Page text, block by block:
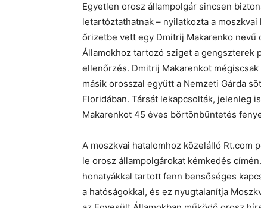
Egyetlen orosz állampolgár sincsen
letartóztathatnak – nyilatkozta a
őrizetbe vett egy Dmitrij Makarenko nevű
Államokhoz tartozó sziget a gengszterek
ellenőrzés. Dmitrij Makarenkot
másik orosszal együtt a Nemzeti Gárda
Floridában. Társát lekapcsolták, jelenleg
Makarenkot 45 éves börtönbüntetés
A moszkvai hatalomhoz közelálló Rt.com
le orosz állampolgárokat kémkedés
honatyákkal tartott fenn bensőséges
a hatóságokkal, és ez nyugtalanítja